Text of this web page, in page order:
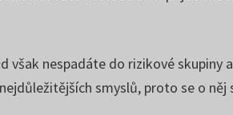
nespadáte do rizikové
smyslů, proto se o